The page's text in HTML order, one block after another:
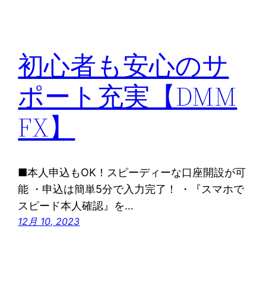
初心者も安心のサ
ポート充実【DMM
FX】
■本人申込もOK！スピーディーな口座開設が可
能 ・申込は簡単5分で入力完了！ ・『スマホで
スピード本人確認』を…
12月 10, 2023